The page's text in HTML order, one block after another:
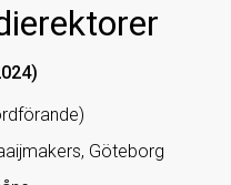
Göteborg